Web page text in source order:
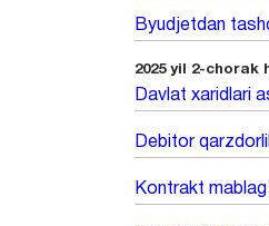
Byudjetdan
2025 yil 2-chorak
Davlat xaridlari
Debitor
Kontrakt